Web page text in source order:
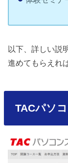
以下、詳しい説
進めてもらえれ
TACパソ